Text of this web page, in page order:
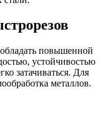
повышенной
устойчивостью
затачиваться. Для
металлов.